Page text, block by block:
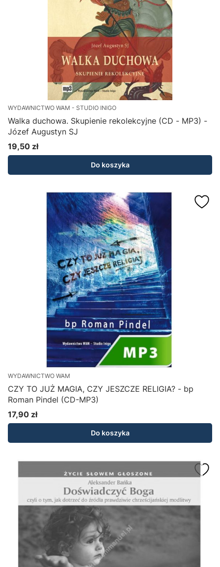
WYDAWNICTWO WAM - STUDIO INIGO
Walka duchowa. Skupienie rekolekcyjne (CD - MP3) -
Józef Augustyn SJ
Cena
19,50 zł
Do koszyka
WYDAWNICTWO WAM
CZY TO JUŻ MAGIA, CZY JESZCZE RELIGIA? - bp
Roman Pindel (CD-MP3)
Cena
17,90 zł
Do koszyka